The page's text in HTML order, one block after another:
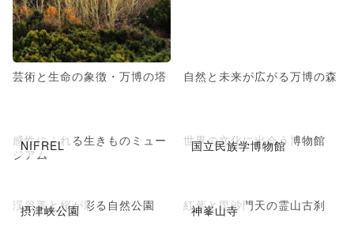
芸術と生命の象徴・万博の塔 自然と未来が広がる万博の森
NIFREL
感性にふれる生きものミュー
ジアム
国立民族学博物館
世界の文化に出会う博物館
摂津峡公園
渓谷美と桜が彩る自然公園 神峯山寺
紅葉と毘沙門天の霊山古刹